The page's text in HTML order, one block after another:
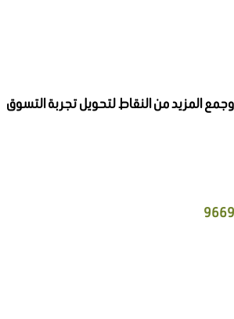
على 50 نقطة مقابل كل100 ريال تنفقها في متجرنا وجمع المزيد من النقاط لتحويل تجربة التسوق